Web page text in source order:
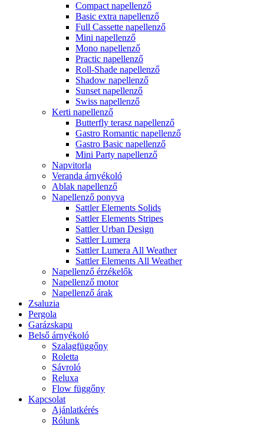
Compact napellenző
Basic extra napellenző
Full Cassette napellenző
Mini napellenző
Mono napellenző
Practic napellenző
Roll-Shade napellenző
Shadow napellenző
Sunset napellenző
Swiss napellenző
Kerti napellenző
Butterfly terasz napellenző
Gastro Romantic napellenző
Gastro Basic napellenző
Mini Party napellenző
Napvitorla
Veranda árnyékoló
Ablak napellenző
Napellenző ponyva
Sattler Elements Solids
Sattler Elements Stripes
Sattler Urban Design
Sattler Lumera
Sattler Lumera All Weather
Sattler Elements All Weather
Napellenző érzékelők
Napellenző motor
Napellenző árak
Zsaluzia
Pergola
Garázskapu
Belső árnyékoló
Szalagfüggőny
Roletta
Sávroló
Reluxa
Flow függőny
Kapcsolat
Ajánlatkérés
Rólunk